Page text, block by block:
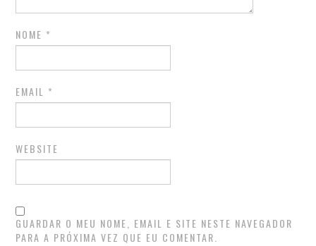
NOME *
EMAIL *
WEBSITE
GUARDAR O MEU NOME, EMAIL E SITE NESTE NAVEGADOR
PARA A PRÓXIMA VEZ QUE EU COMENTAR.